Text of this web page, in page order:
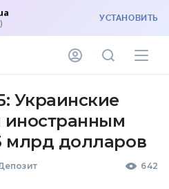
УСТАНОВИТЬ
Украинские
млрд долларов
642